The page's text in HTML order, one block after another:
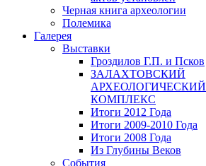
Черная книга археологии
Полемика
Галерея
Выставки
Гроздилов Г.П. и Псков
ЗАЛАХТОВСКИЙ
АРХЕОЛОГИЧЕСКИЙ
КОМПЛЕКС
Итоги 2012 Года
Итоги 2009-2010 Года
Итоги 2008 Года
Из Глубины Веков
События